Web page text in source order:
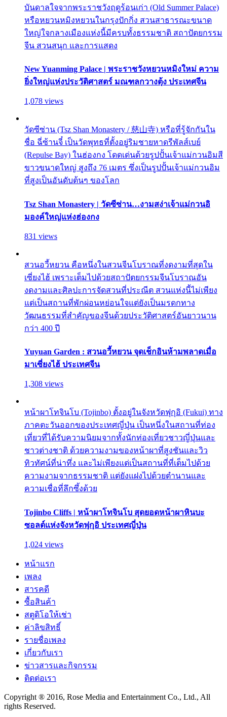
บันดาลใจจากพระราชวังฤดูร้อนเก่า (Old Summer Palace)
หรือหยวนหมิงหยวนในกรุงปักกิ่ง สวนสาธารณะขนาด
ใหญ่ใจกลางเมืองแห่งนี้มีครบทั้งธรรมชาติ สถาปัตยกรรม
จีน สวนสนุก และการแสดง
New Yuanming Palace | พระราชวังหยวนหมิงใหม่ ความ
ยิ่งใหญ่แห่งประวัติศาสตร์ มณฑลกวางตุ้ง ประเทศจีน
1,078 views
วัดซีซ่าน (Tsz Shan Monastery / 慈山寺) หรือที่รู้จักกันใน
ชื่อ ฉี่ซ้านจี๋ เป็นวัดพุทธที่ตั้งอยู่ริมชายหาดรีพัลส์เบย์
(Repulse Bay) ในฮ่องกง โดดเด่นด้วยรูปปั้นเจ้าแม่กวนอิมสี
ขาวขนาดใหญ่ สูงถึง 76 เมตร ซึ่งเป็นรูปปั้นเจ้าแม่กวนอิม
ที่สูงเป็นอันดับต้นๆ ของโลก
Tsz Shan Monastery | วัดซีซ่าน…งามสง่าเจ้าแม่กวนอิ
มองค์ใหญ่แห่งฮ่องกง
831 views
สวนอวี้หยวน คือหนึ่งในสวนจีนโบราณที่งดงามที่สุดใน
เซี่ยงไฮ้ เพราะเต็มไปด้วยสถาปัตยกรรมจีนโบราณอัน
งดงามและศิลปะการจัดสวนที่ประณีต สวนแห่งนี้ไม่เพียง
แต่เป็นสถานที่พักผ่อนหย่อนใจแต่ยังเป็นมรดกทาง
วัฒนธรรมที่สำคัญของจีนด้วยประวัติศาสตร์อันยาวนาน
กว่า 400 ปี
Yuyuan Garden : สวนอวี้หยวน จุดเช็กอินห้ามพลาดเมื่อ
มาเซี่ยงไฮ้ ประเทศจีน
1,308 views
หน้าผาโทจินโบ (Tojinbo) ตั้งอยู่ในจังหวัดฟุกุอิ (Fukui) ทาง
ภาคตะวันออกของประเทศญี่ปุ่น เป็นหนึ่งในสถานที่ท่อง
เที่ยวที่ได้รับความนิยมจากทั้งนักท่องเที่ยวชาวญี่ปุ่นและ
ชาวต่างชาติ ด้วยความงามของหน้าผาที่สูงชันและวิว
ทิวทัศน์ที่น่าทึ่ง และไม่เพียงแต่เป็นสถานที่ที่เต็มไปด้วย
ความงามจากธรรมชาติ แต่ยังแฝงไปด้วยตำนานและ
ความเชื่อที่ลึกซึ้งด้วย
Tojinbo Cliffs | หน้าผาโทจินโบ สุดยอดหน้าผาหินบะ
ซอลต์แห่งจังหวัดฟุกุอิ ประเทศญี่ปุ่น
1,024 views
หน้าแรก
เพลง
สารคดี
ซื้อสินค้า
สตูดิโอให้เช่า
ค่าลิขสิทธิ์
รายชื่อเพลง
เกี่ยวกับเรา
ข่าวสารและกิจกรรม
ติดต่อเรา
Copyright ® 2016, Rose Media and Entertainment Co., Ltd., All
rights Reserved.